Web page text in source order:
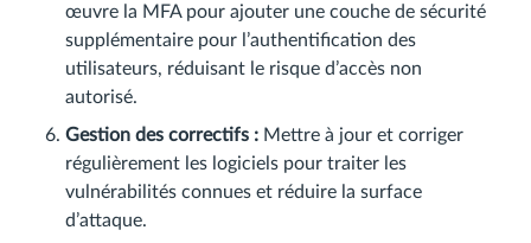
œuvre la MFA pour ajouter une couche de sécurité
supplémentaire pour l’authentification des
utilisateurs, réduisant le risque d’accès non
autorisé.
Gestion des correctifs : Mettre à jour et corriger
régulièrement les logiciels pour traiter les
vulnérabilités connues et réduire la surface
d’attaque.